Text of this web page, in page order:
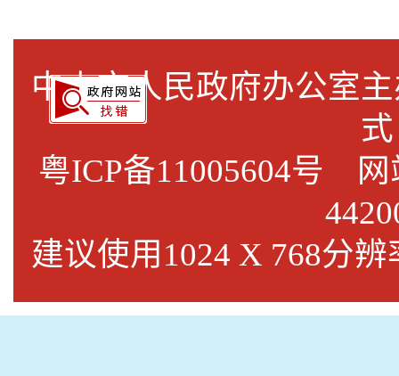
中山市人民政府办公
式
粤ICP备11005604号 网
建议使用1024 X 768分